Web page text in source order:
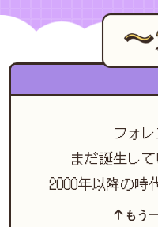
フォ
まだ誕生し
2000年以降の時
もう